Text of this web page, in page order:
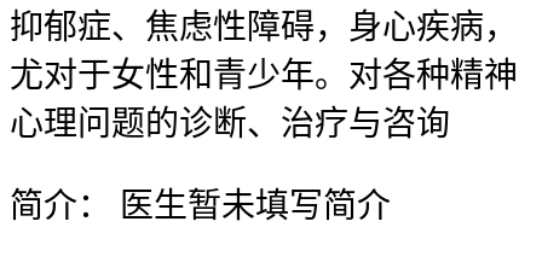
抑郁症、焦虑性障碍，身心疾病，
尤对于女性和青少年。对各种精神
心理问题的诊断、治疗与咨询
简介： 医生暂未填写简介